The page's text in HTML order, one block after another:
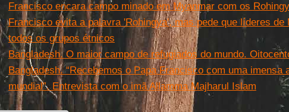
Francisco encara campo minado em Myanmar com os
Francisco evita a palavra 'Rohingya', mas pede que líderes de
todos os grupos étnicos
Bangladesh. O maior campo de refugiados do mundo.
Bangladesh. “Recebemos o Papa Francisco com uma imensa
mundial”. Entrevista com o imã Allamma Majharul Islam